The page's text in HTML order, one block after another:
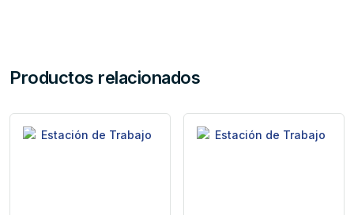
Productos relacionados